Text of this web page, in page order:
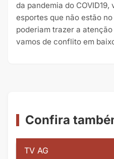
da pandemia do
esportes que não estão
poderiam trazer a
vamos de conflito em
Confira
TV AG